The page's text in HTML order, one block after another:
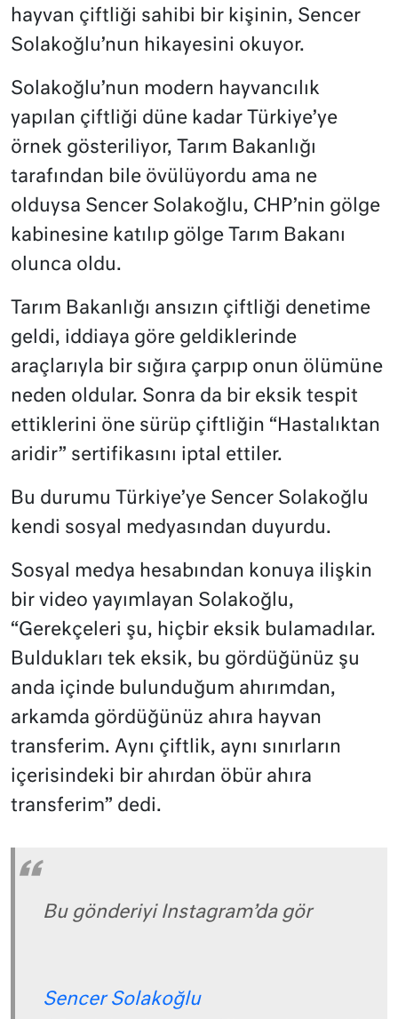
hayvan çiftliği sahibi bir kişinin, Sencer
Solakoğlu’nun hikayesini okuyor.
Solakoğlu’nun modern hayvancılık
yapılan çiftliği düne kadar Türkiye’ye
örnek gösteriliyor, Tarım Bakanlığı
tarafından bile övülüyordu ama ne
olduysa Sencer Solakoğlu, CHP’nin gölge
kabinesine katılıp gölge Tarım Bakanı
olunca oldu.
Tarım Bakanlığı ansızın çiftliği denetime
geldi, iddiaya göre geldiklerinde
araçlarıyla bir sığıra çarpıp onun ölümüne
neden oldular. Sonra da bir eksik tespit
ettiklerini öne sürüp çiftliğin “Hastalıktan
aridir” sertifikasını iptal ettiler.
Bu durumu Türkiye’ye Sencer Solakoğlu
kendi sosyal medyasından duyurdu.
Sosyal medya hesabından konuya ilişkin
bir video yayımlayan Solakoğlu,
“Gerekçeleri şu, hiçbir eksik bulamadılar.
Buldukları tek eksik, bu gördüğünüz şu
anda içinde bulunduğum ahırımdan,
arkamda gördüğünüz ahıra hayvan
transferim. Aynı çiftlik, aynı sınırların
içerisindeki bir ahırdan öbür ahıra
transferim” dedi.
Bu gönderiyi Instagram’da gör
Sencer Solakoğlu